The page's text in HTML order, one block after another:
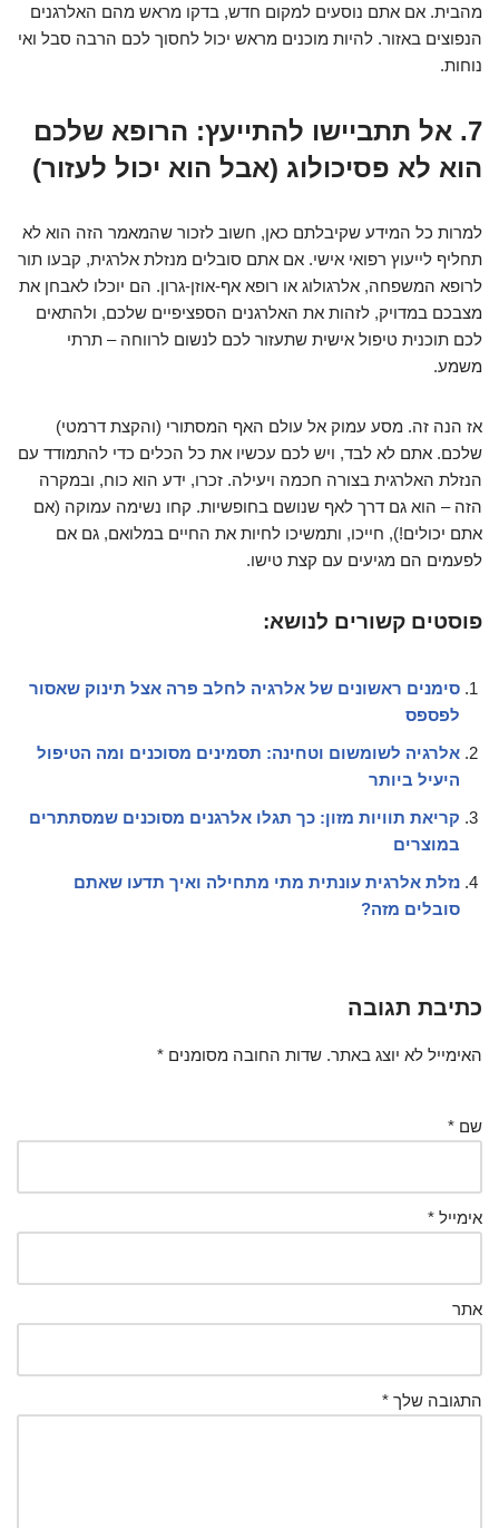
מהבית. אם אתם נוסעים למקום חדש, בדקו מראש מהם האלרגנים
הנפוצים באזור. להיות מוכנים מראש יכול לחסוך לכם הרבה סבל ואי
נוחות.
7. אל תתביישו להתייעץ: הרופא שלכם
הוא לא פסיכולוג (אבל הוא יכול לעזור)
למרות כל המידע שקיבלתם כאן, חשוב לזכור שהמאמר הזה הוא לא
תחליף לייעוץ רפואי אישי. אם אתם סובלים מנזלת אלרגית, קבעו תור
לרופא המשפחה, אלרגולוג או רופא אף-אוזן-גרון. הם יוכלו לאבחן את
מצבכם במדויק, לזהות את האלרגנים הספציפיים שלכם, ולהתאים
לכם תוכנית טיפול אישית שתעזור לכם לנשום לרווחה – תרתי
משמע.
אז הנה זה. מסע עמוק אל עולם האף המסתורי (והקצת דרמטי)
שלכם. אתם לא לבד, ויש לכם עכשיו את כל הכלים כדי להתמודד עם
הנזלת האלרגית בצורה חכמה ויעילה. זכרו, ידע הוא כוח, ובמקרה
הזה – הוא גם דרך לאף שנושם בחופשיות. קחו נשימה עמוקה (אם
אתם יכולים!), חייכו, ותמשיכו לחיות את החיים במלואם, גם אם
לפעמים הם מגיעים עם קצת טישו.
פוסטים קשורים לנושא:
סימנים ראשונים של אלרגיה לחלב פרה אצל תינוק שאסור
לפספס
אלרגיה לשומשום וטחינה: תסמינים מסוכנים ומה הטיפול
היעיל ביותר
קריאת תוויות מזון: כך תגלו אלרגנים מסוכנים שמסתתרים
במוצרים
נזלת אלרגית עונתית מתי מתחילה ואיך תדעו שאתם
סובלים מזה?
כתיבת תגובה
האימייל לא יוצג באתר. שדות החובה מסומנים *
שם *
אימייל *
אתר
התגובה שלך *